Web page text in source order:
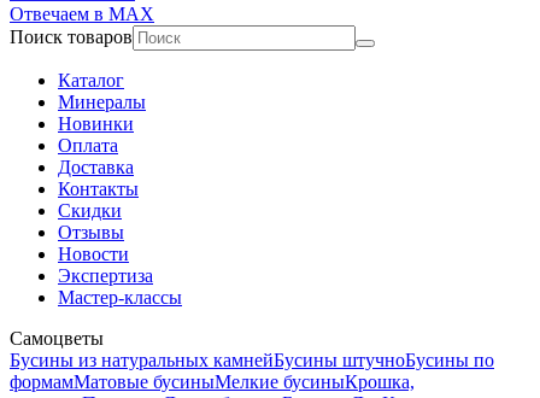
Отвечаем в MAX
Поиск товаров
Каталог
Минералы
Новинки
Оплата
Доставка
Контакты
Скидки
Отзывы
Новости
Экспертиза
Мастер-классы
Самоцветы
Бусины из натуральных камнейБусины штучноБусины по
формамМатовые бусиныМелкие бусиныКрошка,